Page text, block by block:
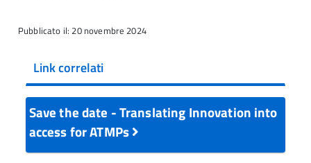
Pubblicato il: 20 novembre 2024
Link correlati
Save the date - Translating Innovation into
access for ATMPs